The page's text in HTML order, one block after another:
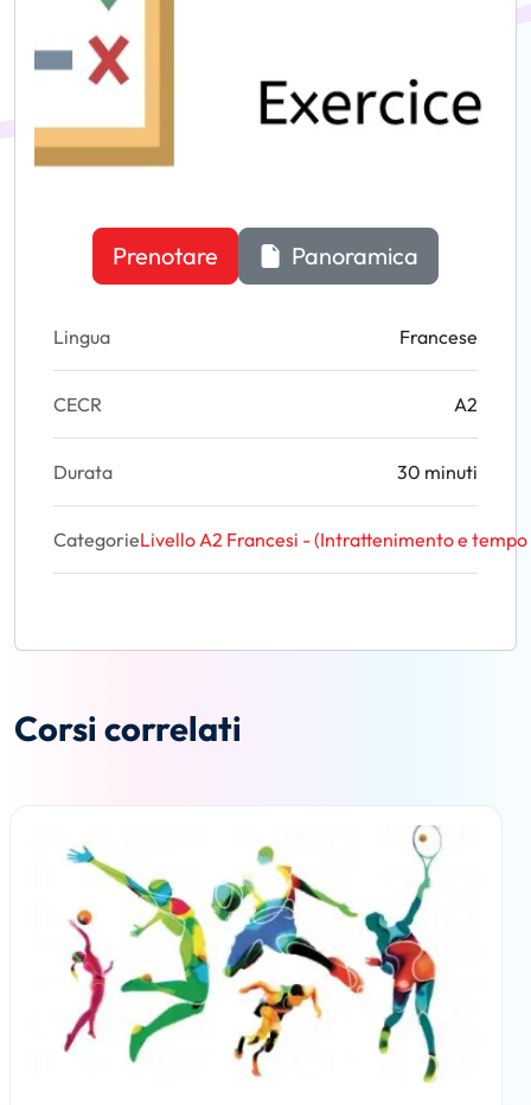
Prenotare Panoramica
Lingua Francese
CECR A2
Durata 30 minuti
CategorieLivello A2 Francesi - (Intrattenimento e
Corsi correlati